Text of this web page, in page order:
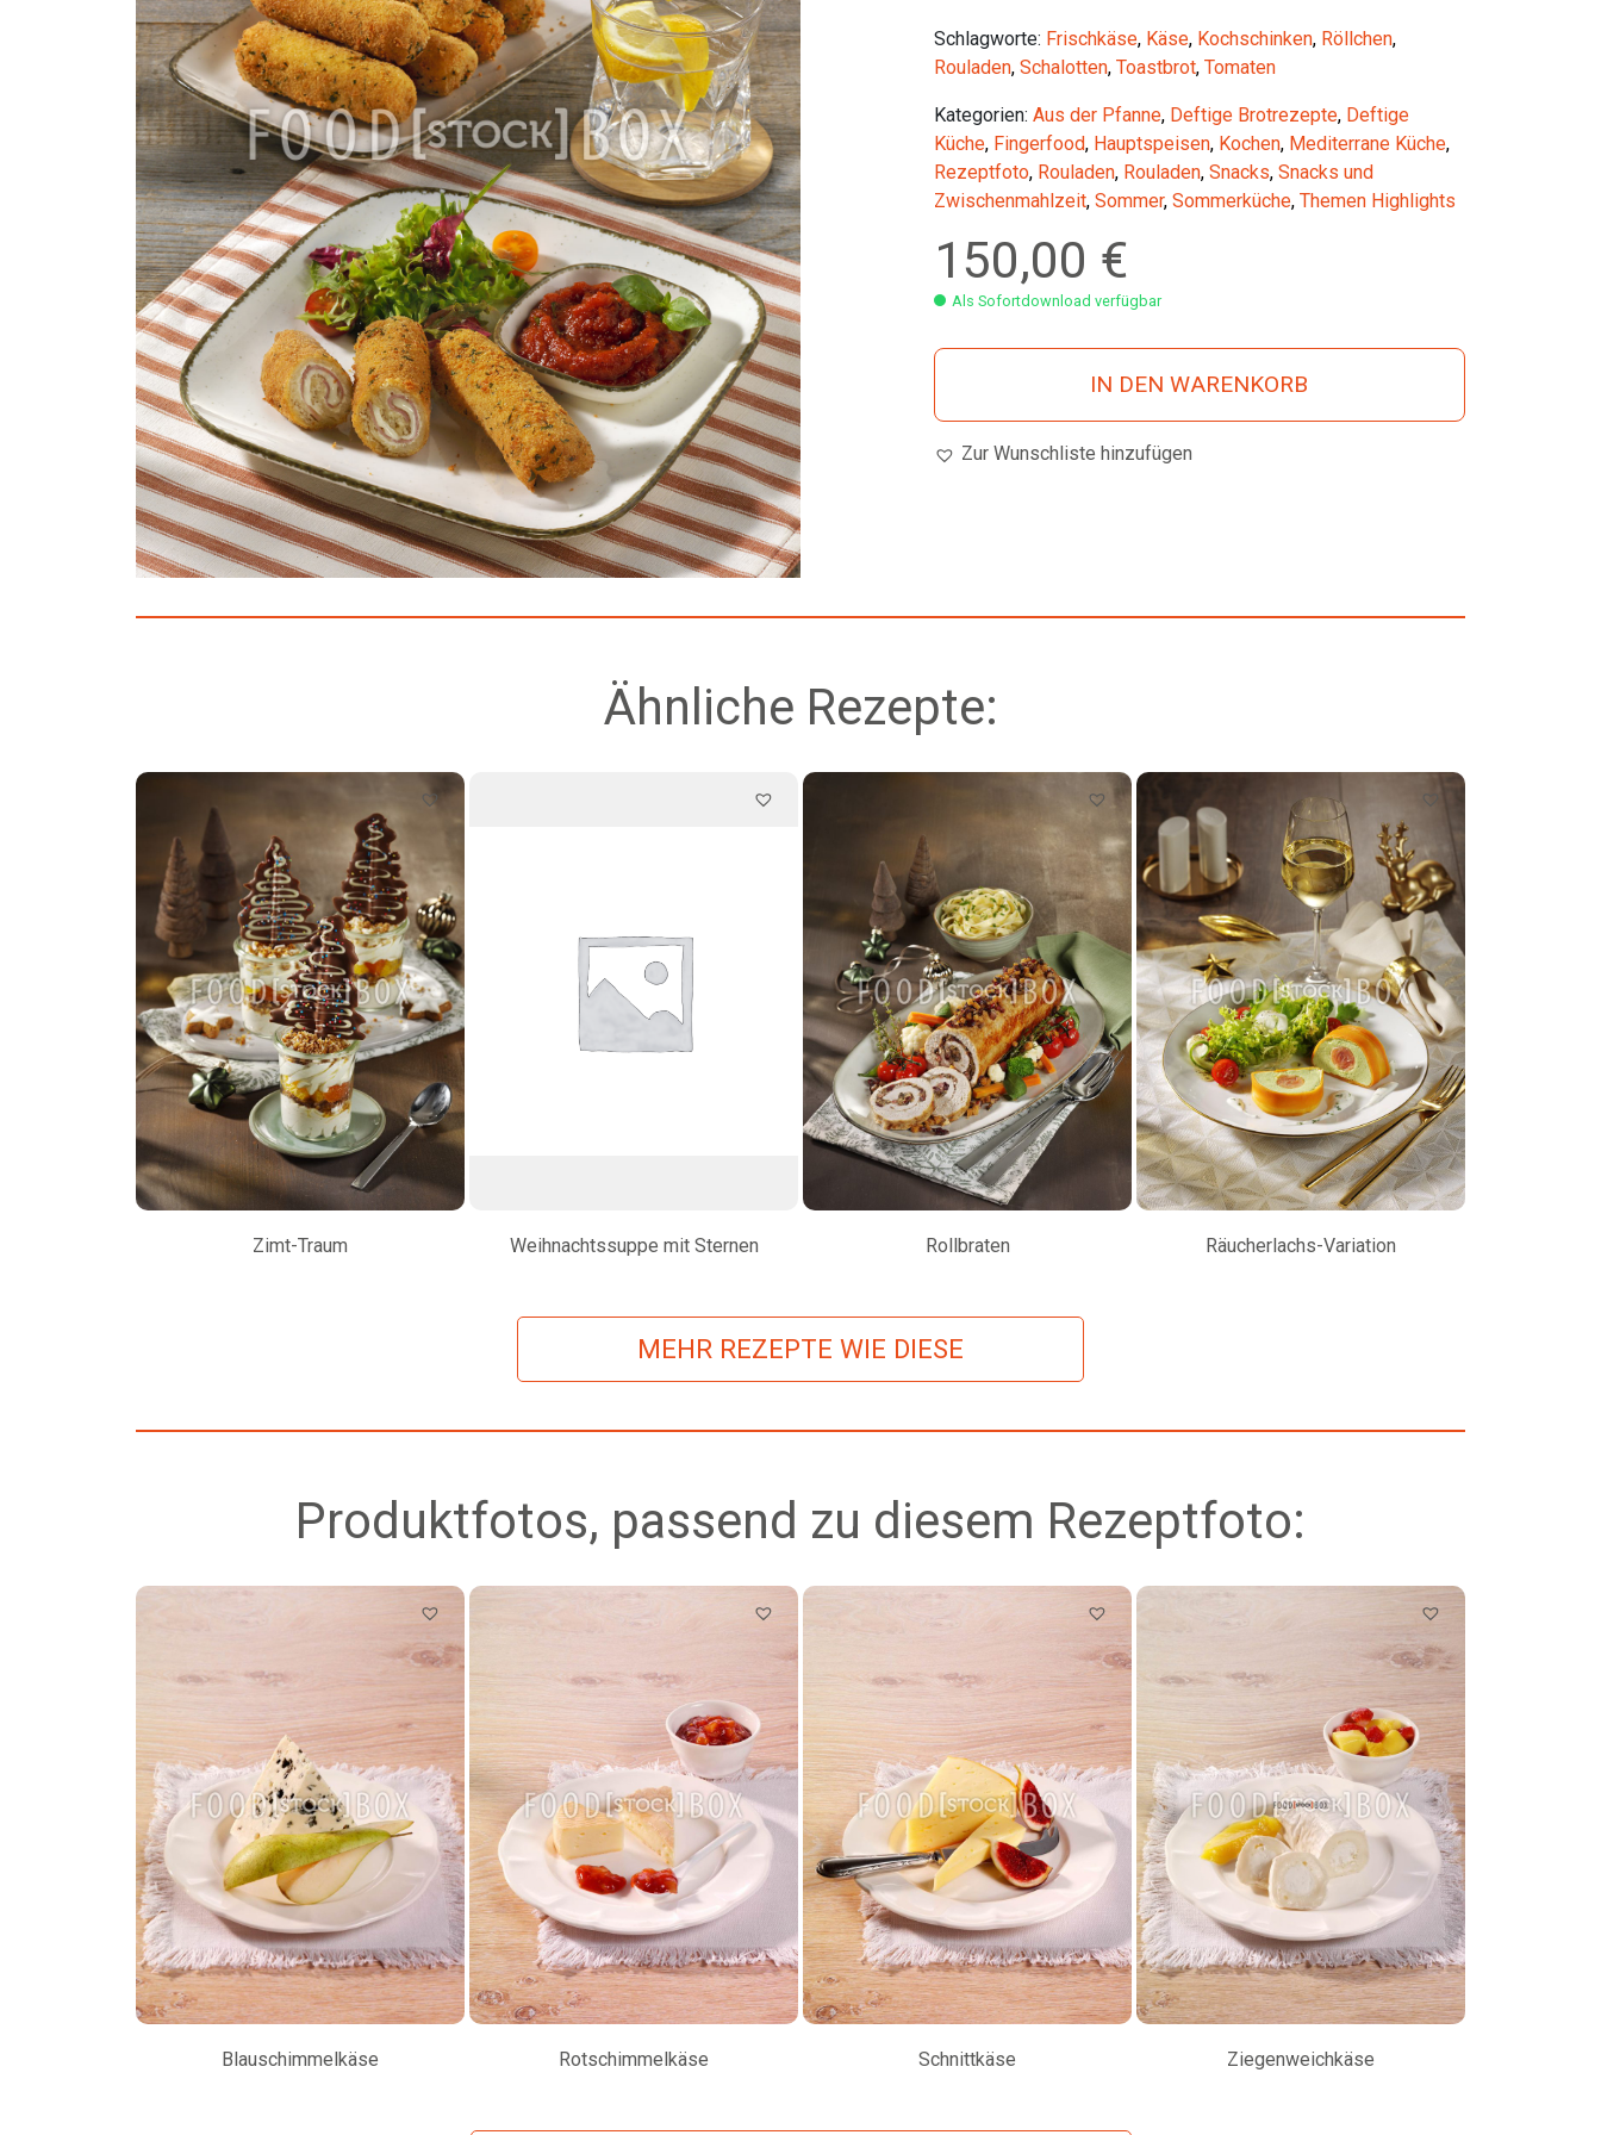
Schlagworte: Frischkäse, Käse, Kochschinken, Röllchen,
Rouladen, Schalotten, Toastbrot, Tomaten
Kategorien: Aus der Pfanne, Deftige Brotrezepte, Deftige
Küche, Fingerfood, Hauptspeisen, Kochen, Mediterrane Küche,
Rezeptfoto, Rouladen, Rouladen, Snacks, Snacks und
Zwischenmahlzeit, Sommer, Sommerküche, Themen Highlights
150,00 €
Als Sofortdownload verfügbar
IN DEN WARENKORB
Zur Wunschliste hinzufügen
Ähnliche Rezepte:
Zimt-Traum Weihnachtssuppe mit Sternen Rollbraten Räucherlachs-Variation
MEHR REZEPTE WIE DIESE
Produktfotos, passend zu diesem Rezeptfoto:
Blauschimmelkäse Rotschimmelkäse Schnittkäse Ziegenweichkäse